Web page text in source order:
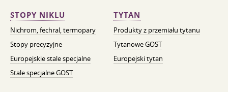
STOPY NIKLU
Nichrom, fechral, termopary
Stopy precyzyjne
Europejskie stale specjalne
Stale specjalne GOST
TYTAN
Produkty z przemiału tytanu
Tytanowe GOST
Europejski tytan